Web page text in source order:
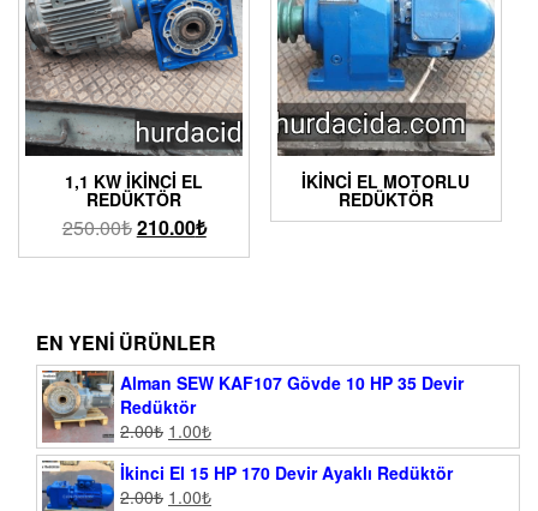
1,1 KW İKINCI EL
REDÜKTÖR
250.00₺210.00₺
İKINCI EL MOTORLU
REDÜKTÖR
EN YENI ÜRÜNLER
Alman SEW KAF107 Gövde 10 HP 35 Devir
Redüktör
2.00₺ 1.00₺
İkinci El 15 HP 170 Devir Ayaklı Redüktör
2.00₺ 1.00₺